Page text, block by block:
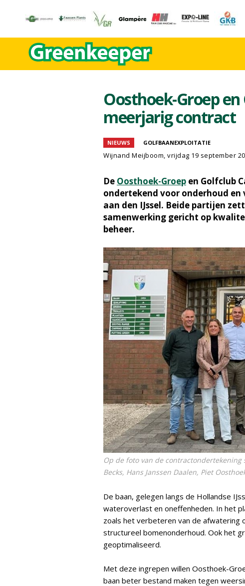
Oosthoek-Groep
meerjarig contract
NIEUWS GOLFBAANEXPLOITATIE
Wijnand Meijboom, vrijdag 19 september
De Oosthoek-Groep en Golfclub
ondertekend voor onderhoud
aan den IJssel. Beide partijen
samenwerking gericht op
beheer.
Op de foto van de contractondertekening
Becks, Hans Janssen Daalen, Piet
De baan, gelegen langs de Hollandse
wateroverlast en oneffenheden. In het
zoals het verbeteren van de afwatering
structureel bomenonderhoud. Ook het
geoptimaliseerd.
Met deze ingrepen willen Oosthoek-
baan beter bestand maken tegen